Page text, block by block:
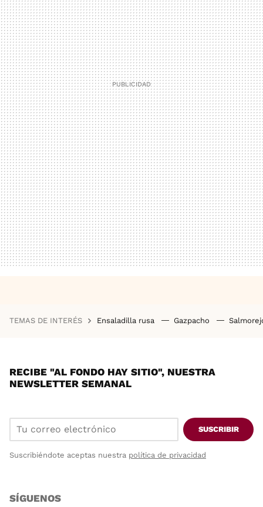
TEMAS DE INTERÉS Ensaladilla rusa Gazpacho
RECIBE "AL FONDO HAY SITIO", NUESTRA
NEWSLETTER SEMANAL
SUSCRIBIR
Suscribiéndote aceptas nuestra política de privacidad
SÍGUENOS